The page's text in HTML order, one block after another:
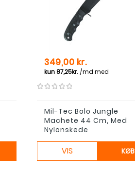
Pris
349,00 kr.
Mil-Tec Bolo Jungle
Machete 44 Cm, Med
Nylonskede
VIS KØB